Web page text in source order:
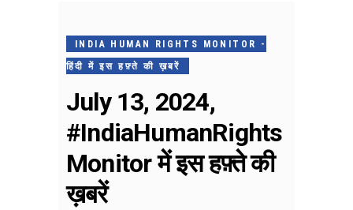
INDIA HUMAN RIGHTS MONITOR -
हिंदी में इस हफ़्ते की ख़बरें
July 13, 2024,
#IndiaHumanRights
Monitor में इस हफ़्ते की
ख़बरें